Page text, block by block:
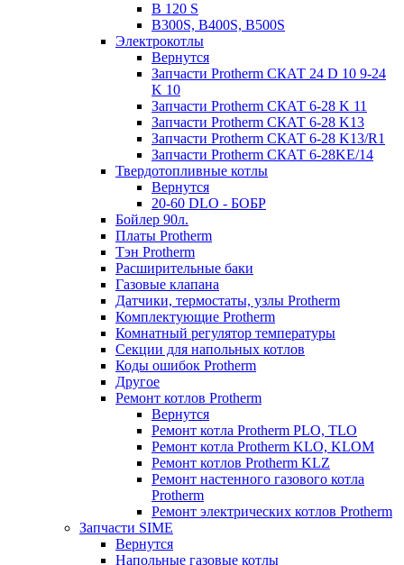
B 120 S
B300S, B400S, B500S
Электрокотлы
Вернутся
Запчасти Protherm СКАТ 24 D 10 9-24
K 10
Запчасти Protherm СКАТ 6-28 K 11
Запчасти Protherm СКАТ 6-28 K13
Запчасти Protherm СКАТ 6-28 K13/R1
Запчасти Protherm СКАТ 6-28KE/14
Твердотопливные котлы
Вернутся
20-60 DLO - БОБР
Бойлер 90л.
Платы Protherm
Тэн Protherm
Расширительные баки
Газовые клапана
Датчики, термостаты, узлы Protherm
Комплектующие Protherm
Комнатный регулятор температуры
Секции для напольных котлов
Коды ошибок Protherm
Другое
Ремонт котлов Protherm
Вернутся
Ремонт котла Protherm PLO, TLO
Ремонт котла Protherm KLO, KLOM
Ремонт котлов Protherm KLZ
Ремонт настенного газового котла
Protherm
Ремонт электрических котлов Protherm
Запчасти SIME
Вернутся
Напольные газовые котлы